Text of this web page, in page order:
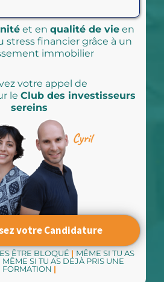
et en qualité de vieen
stress financier grâce à un
immobilier
votre appel de
le Club des investisseurs
sereins
votre Candidature
ÊTRE BLOQUÉ | MÊME SI TU AS
MÊME SI TU AS DÉJÀ PRIS UNE
FORMATION |